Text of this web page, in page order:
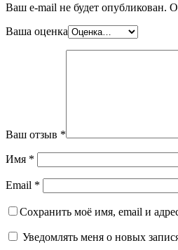
Ваш e-mail не будет опубликован.
Ваша оценка
Ваш отзыв *
Имя *
Email *
Сохранить моё имя, email и
Уведомлять меня о новых